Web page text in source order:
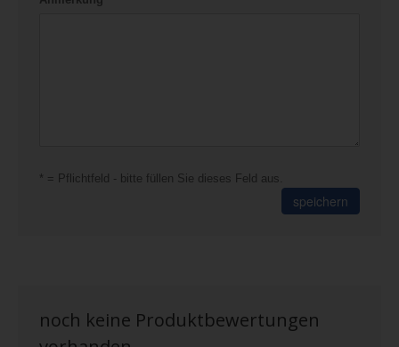
* = Pflichtfeld - bitte füllen Sie dieses Feld aus.
speichern
noch keine Produktbewertungen